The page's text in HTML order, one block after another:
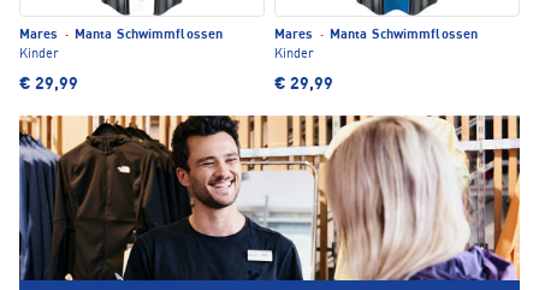
Mares ·
Manta Schwimmflossen
Kinder
€ 29,99
Mares ·
Manta Schwimmflossen
Kinder
€ 29,99